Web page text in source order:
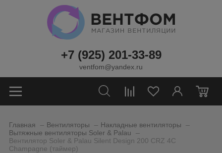
+7 (925) 201-33-89
ventfom@yandex.ru
0
Главная Вентиляторы Накладные вентиляторы
Вытяжные вентиляторы Soler & Palau _
Вентилятор Soler & Palau Silent Design 200 CRZ 4C
Champagne (таймер)